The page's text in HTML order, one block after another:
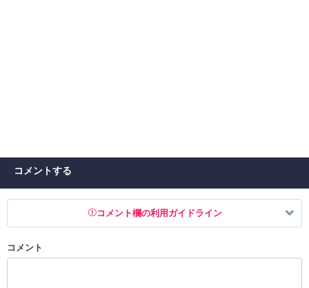
コメントする
コメント欄の利用ガイドライン
以下の書き込みを禁止とし、場合によってはコメント削除や書き込み制
コメント